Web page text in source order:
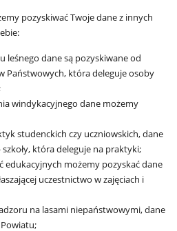
pozyskiwać Twoje dane z innych
leśnego dane są pozyskiwane od
Państwowych, która deleguje osoby
windykacyjnego dane możemy
studenckich czy uczniowskich, dane
która deleguje na praktyki;
edukacyjnych możemy pozyskać dane
uczestnictwo w zajęciach i
na lasami niepaństwowymi, dane